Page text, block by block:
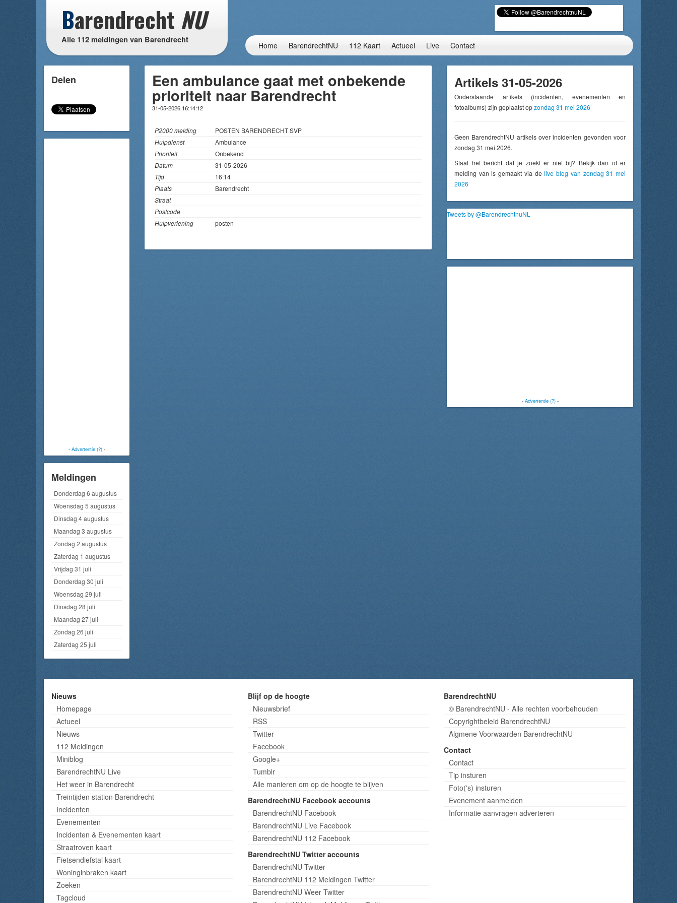
Barendrecht NU
Alle 112 meldingen van Barendrecht
Home BarendrechtNU 112 Kaart Actueel Live Contact
Delen
- Advertentie (?)-
Meldingen
Donderdag 6 augustus
Woensdag 5 augustus
Dinsdag 4 augustus
Maandag 3 augustus
Zondag 2 augustus
Zaterdag 1 augustus
Vrijdag 31 juli
Donderdag 30 juli
Woensdag 29 juli
Dinsdag 28 juli
Maandag 27 juli
Zondag 26 juli
Zaterdag 25 juli
Een ambulance gaat met onbekende
prioriteit naar Barendrecht
31-05-2026 16:14:12
P2000 melding
POSTEN BARENDRECHT SVP
Hulpdienst
Ambulance
Prioriteit
Onbekend
Datum
31-05-2026
Tijd
16:14
Plaats
Barendrecht
Straat
Postcode
Hulpverlening
posten
Artikels 31-05-2026
Onderstaande artikels (incidenten, evenementen en
fotoalbums) zijn geplaatst opzondag 31 mei 2026
Geen BarendrechtNU artikels over incidenten gevonden voor
zondag 31 mei 2026.
Staat het bericht dat je zoekt er niet bij? Bekijk dan of er
melding van is gemaakt via delive blog van zondag 31 mei
2026
Tweets by @BarendrechtnuNL
- Advertentie (?)-
Nieuws
Homepage
Actueel
Nieuws
112 Meldingen
Miniblog
BarendrechtNU Live
Het weer in Barendrecht
Treintijden station Barendrecht
Incidenten
Evenementen
Incidenten & Evenementen kaart
Straatroven kaart
Fietsendiefstal kaart
Woninginbraken kaart
Zoeken
Tagcloud
Blijf op de hoogte
Nieuwsbrief
RSS
Twitter
Facebook
Google+
Tumblr
Alle manieren om op de hoogte te blijven
BarendrechtNU Facebook accounts
BarendrechtNU Facebook
BarendrechtNU Live Facebook
BarendrechtNU 112 Facebook
BarendrechtNU Twitter accounts
BarendrechtNU Twitter
BarendrechtNU 112 Meldingen Twitter
BarendrechtNU Weer Twitter
BarendrechtNU
© BarendrechtNU - Alle rechten voorbehouden
Copyrightbeleid BarendrechtNU
Algmene Voorwaarden BarendrechtNU
Contact
Contact
Tip insturen
Foto('s) insturen
Evenement aanmelden
Informatie aanvragen adverteren